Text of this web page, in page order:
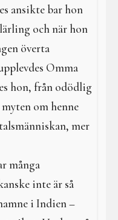
ansikte bar hon
och när hon
överta
Omma
hon, från odödlig
om henne
mer
många
inte är så
i Indien –